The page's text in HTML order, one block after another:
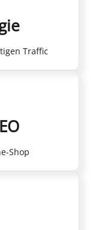
Traffic
Shop